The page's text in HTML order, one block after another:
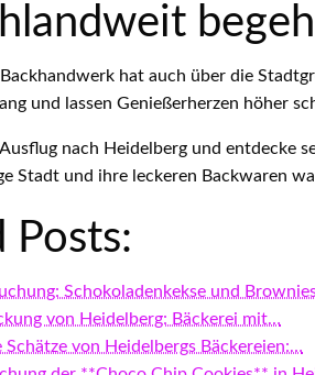
hat auch über die
und lassen Genießerherzen höher
nach Heidelberg und entdecke
Stadt und ihre leckeren Backwaren
Posts:
Schokoladenkekse und
von Heidelberg: Bäckerei mit…
Schätze von Heidelbergs Bäckereien:…